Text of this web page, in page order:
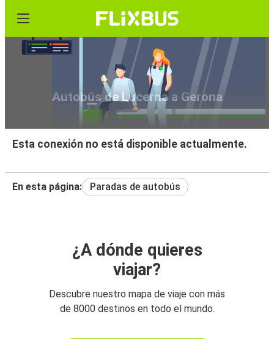
Autobús de Lucerna a Gerona
Esta conexión no está disponible actualmente.
En esta página: Paradas de autobús
¿A dónde quieres
viajar?
Descubre nuestro mapa de viaje con más
de 8000 destinos en todo el mundo.